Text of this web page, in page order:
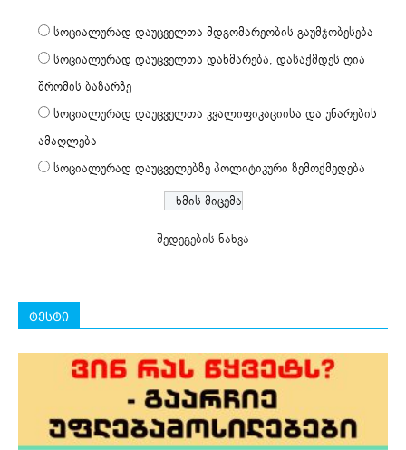
სოციალურად დაუცველთა მდგომარეობის გაუმჯობესება
სოციალურად დაუცველთა დახმარება, დასაქმდეს ღია
შრომის ბაზარზე
სოციალურად დაუცველთა კვალიფიკაციისა და უნარების
ამაღლება
სოციალურად დაუცველებზე პოლიტიკური ზემოქმედება
შედეგების ნახვა
ტესტი